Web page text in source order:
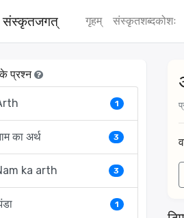
संस्‍कृतजगत् गृहम् संस्‍कृतशब्‍दकोशः
प्रश्न
1
का अर्थ 3
ka arth 3
1